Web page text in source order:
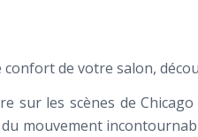
confort de votre salon,
sur les scènes de
mouvement